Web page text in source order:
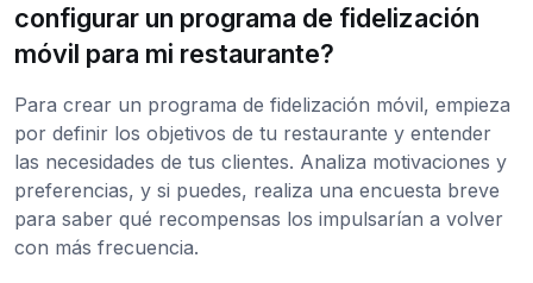
configurar un programa de fidelización
móvil para mi restaurante?
Para crear un programa de fidelización móvil, empieza
por definir los objetivos de tu restaurante y entender
las necesidades de tus clientes. Analiza motivaciones y
preferencias, y si puedes, realiza una encuesta breve
para saber qué recompensas los impulsarían a volver
con más frecuencia.